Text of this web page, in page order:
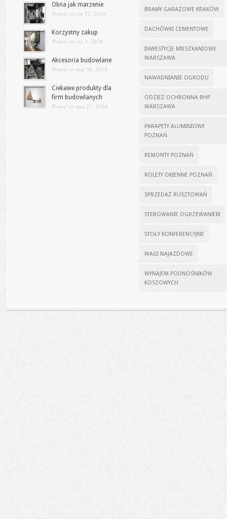
Okna jak marzenie
Posted on cze 11, 2018
Korzystny zakup
Posted on cze 3, 2018
Akcesoria budowlane
Posted on maj 30, 2018
Ciekawe produkty dla
firm budowlanych
Posted on maj 21, 2018
BRAMY GARAŻOWE KRAKÓW
DACHÓWKI CEMENTOWE
INWESTYCJE MIESZKANIOWE
WARSZAWA
NAWADNIANIE OGRODU
ODZIEŻ OCHRONNA BHP
WARSZAWA
PARAPETY ALUMINIOWE
POZNAŃ
REMONTY POZNAŃ
ROLETY OKIENNE POZNAŃ
SPRZEDAŻ RUSZTOWAŃ
STEROWANIE OGRZEWANIEM
STOŁY KONFERENCYJNE
WAGI NAJAZDOWE
WYNAJEM PODNOŚNIKÓW
KOSZOWYCH